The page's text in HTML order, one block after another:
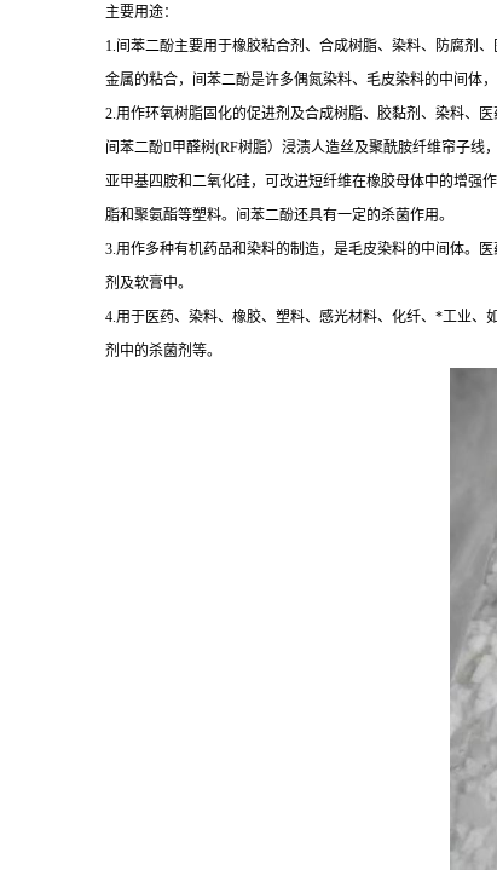
主要用途：
1.间苯二酚主要用于橡胶粘合剂、合成树脂、染料、防腐剂
金属的粘合，间苯二酚是许多偶氮染料、毛皮染料的中间体
2.用作环氧树脂固化的促进剂及合成树脂、胶黏剂、染料、
间苯二酚甲醛树(RF树脂）浸渍人造丝及聚酰胺纤维帘子
亚甲基四胺和二氧化硅，可改进短纤维在橡胶母体中的增强
脂和聚氨酯等塑料。间苯二酚还具有一定的杀菌作用。
3.用作多种有机药品和染料的制造，是毛皮染料的中间体。
剂及软膏中。
4.用于医药、染料、橡胶、塑料、感光材料、化纤、*工业
剂中的杀菌剂等。